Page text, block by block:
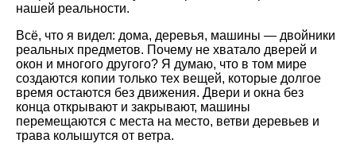
нашей реальности.
Всё, что я видел: дома, деревья, машины — двойники
реальных предметов. Почему не хватало дверей и
окон и многого другого? Я думаю, что в том мире
создаются копии только тех вещей, которые долгое
время остаются без движения. Двери и окна без
конца открывают и закрывают, машины
перемещаются с места на место, ветви деревьев и
трава колышутся от ветра.